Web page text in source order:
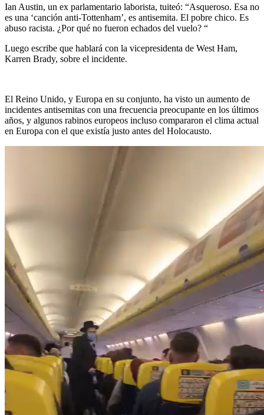
Ian Austin, un ex parlamentario laborista, tuiteó: “Asqueroso. Esa no
es una ‘canción anti-Tottenham’, es antisemita. El pobre chico. Es
abuso racista. ¿Por qué no fueron echados del vuelo? “
Luego escribe que hablará con la vicepresidenta de West Ham,
Karren Brady, sobre el incidente.
El Reino Unido, y Europa en su conjunto, ha visto un aumento de
incidentes antisemitas con una frecuencia preocupante en los últimos
años, y algunos rabinos europeos incluso compararon el clima actual
en Europa con el que existía justo antes del Holocausto.